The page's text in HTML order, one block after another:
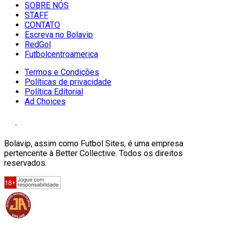
SOBRE NÓS
STAFF
CONTATO
Escreva no Bolavip
RedGol
Futbolcentroamerica
Termos e Condições
Políticas de privacidade
Política Editorial
Ad Choices
Bolavip, assim como Futbol Sites, é uma empresa
pertencente à Better Collective. Todos os direitos
reservados.